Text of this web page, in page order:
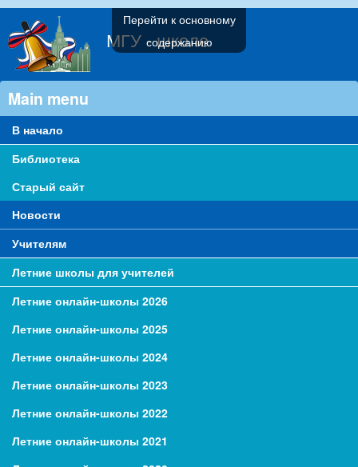
Перейти к основному
содержанию
МГУ - школе
Main menu
В начало
Библиотека
Старый сайт
Новости
Учителям
Летние школы для учителей
Летние онлайн-школы 2026
Летние онлайн-школы 2025
Летние онлайн-школы 2024
Летние онлайн-школы 2023
Летние онлайн-школы 2022
Летние онлайн-школы 2021